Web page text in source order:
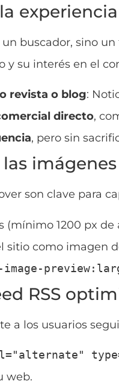
buscador, sino
y su interés en el
revista o blog:
directo,
, pero sin
las
son clave para
(mínimo 1200 px de
sitio como imagen
image-
RSS
a los usuarios
web.